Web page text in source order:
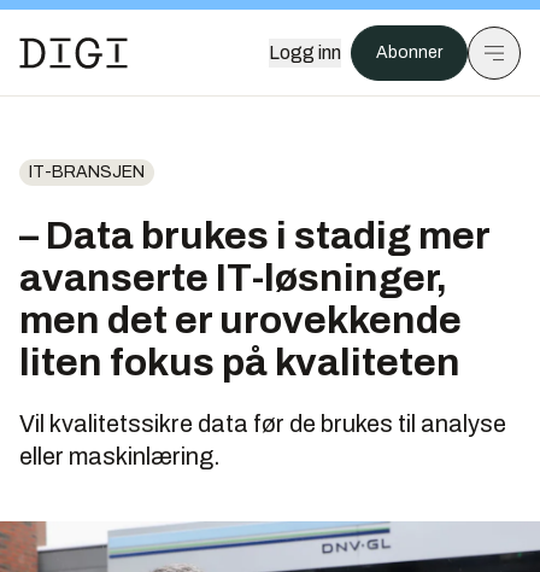
Logg inn Abonner
IT-BRANSJEN
– Data brukes i stadig mer
avanserte IT-løsninger,
men det er urovekkende
liten fokus på kvaliteten
Vil kvalitetssikre data før de brukes til analyse
eller maskinlæring.